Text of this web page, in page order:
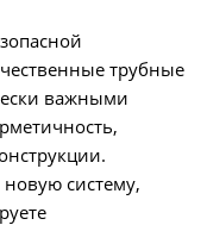
трубные
важными
систему,